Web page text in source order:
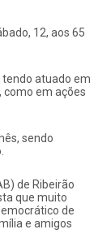
12, aos 65
atuado em
como em ações
sendo
de Ribeirão
que muito
de
e amigos